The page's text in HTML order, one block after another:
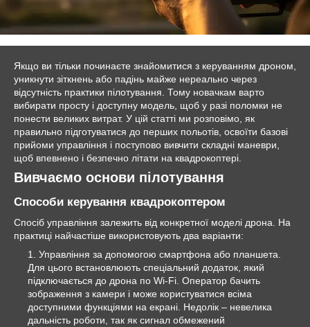
Якщо ви тільки починаєте знайомитися з керуванням дроном,
уникнути зіткнень або падінь майже нереально через
відсутність практики пілотування. Тому новачкам варто
вибирати просту і доступну модель, щоб у разі поломки не
понести великих витрат. У цій статті ми розповімо, як
правильно підготуватися до перших польотів, освоїти базові
прийоми управління і поступово вивчити складні маневри,
щоб впевнено і безпечно літати на квадрокоптері.
Вивчаємо основи пілотування
Способи керування квадрокоптером
Спосіб управління залежить від конкретної моделі дрона. На
практиці найчастіше використовують два варіанти:
Управління за допомогою смартфона або планшета.
Для цього встановлюють спеціальний додаток, який
підключається до дрона по Wi-Fi. Оператор бачить
зображення з камери і може користуватися всіма
доступними функціями на екрані. Недолік – невелика
дальність роботи, так як сигнал обмежений